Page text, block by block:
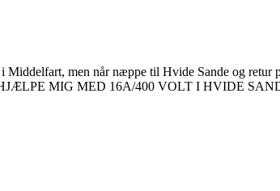
Middelfart, men når næppe til Hvide Sande og
MIG MED 16A/400 VOLT I HVIDE